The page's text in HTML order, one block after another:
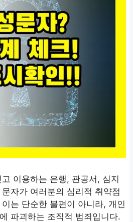
이용하는 은행, 관공서, 심지
자가 여러분의 심리적 취약점
는 단순한 불편이 아니라, 개인
파괴하는 조직적 범죄입니다.